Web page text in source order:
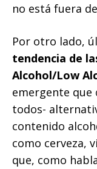
no está fuera
Por otro lado,
tendencia de
Alcohol/Low
emergente que
todos-
contenido
como cerveza,
que, como